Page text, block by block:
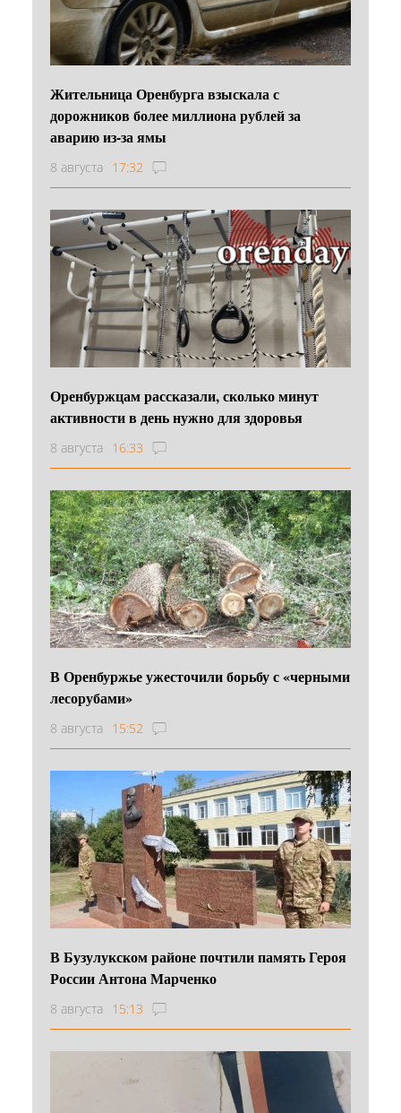
Жительница Оренбурга взыскала с
дорожников более миллиона рублей за
аварию из-за ямы
8 августа 17:32
Оренбуржцам рассказали, сколько минут
активности в день нужно для здоровья
8 августа 16:33
В Оренбуржье ужесточили борьбу с «черными
лесорубами»
8 августа 15:52
В Бузулукском районе почтили память Героя
России Антона Марченко
8 августа 15:13